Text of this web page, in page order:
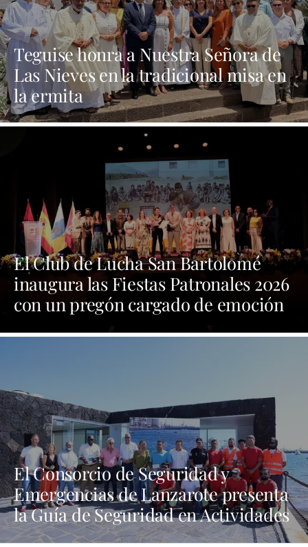
Teguise honra a Nuestra Señora de
Las Nieves en la tradicional misa en
la ermita
El Club de Lucha San Bartolomé
inaugura las Fiestas Patronales 2026
con un pregón cargado de emoción
El Consorcio de Seguridad y
Emergencias de Lanzarote presenta
la Guía de Seguridad en Actividades
Náuticas